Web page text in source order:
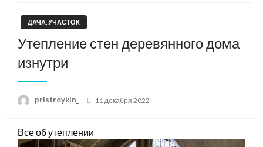
ДАЧА, УЧАСТОК
Утепление стен деревянного дома
изнутри
pristroykin_
Posted
11 декабря 2022
Все об утеплении